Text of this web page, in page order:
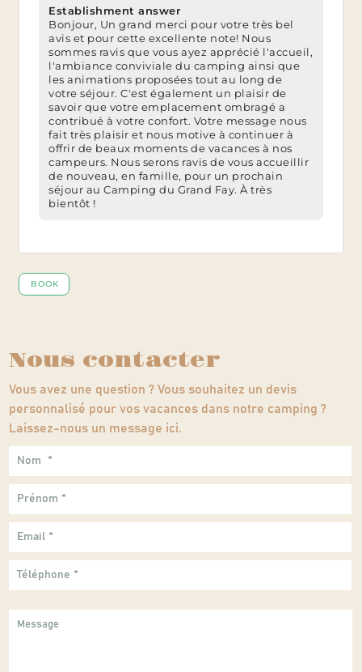
Nous contacter
Vous avez une question ? Vous souhaitez un devis
personnalisé pour vos vacances dans notre camping ?
Laissez-nous un message ici.